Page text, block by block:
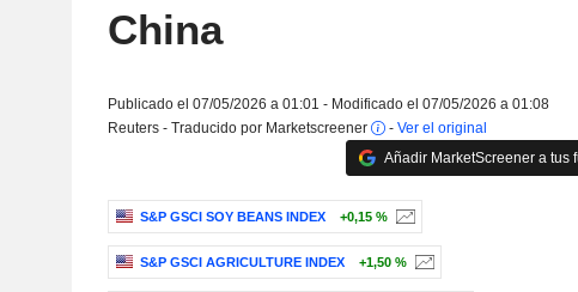
China
Publicado el 07/05/2026 a 01:01 - Modificado el 07/05/2026 a 01:08
Reuters - Traducido por Marketscreener
- Ver el original
Añadir MarketScreener a tus
S&P GSCI SOY BEANS INDEX +0,15 %
S&P GSCI AGRICULTURE INDEX +1,50 %